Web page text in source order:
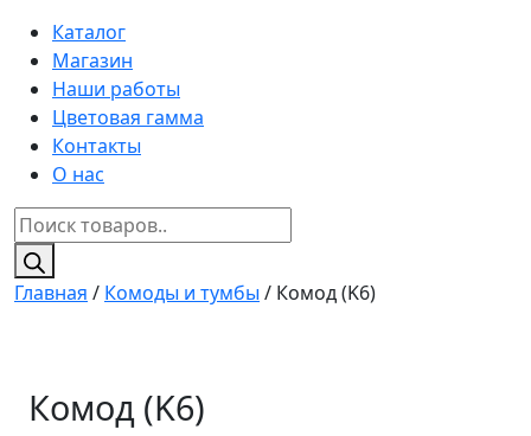
Каталог
Магазин
Наши работы
Цветовая гамма
Контакты
О нас
Поиск
товаров
Главная / Комоды и тумбы / Комод (K6)
Комод (K6)